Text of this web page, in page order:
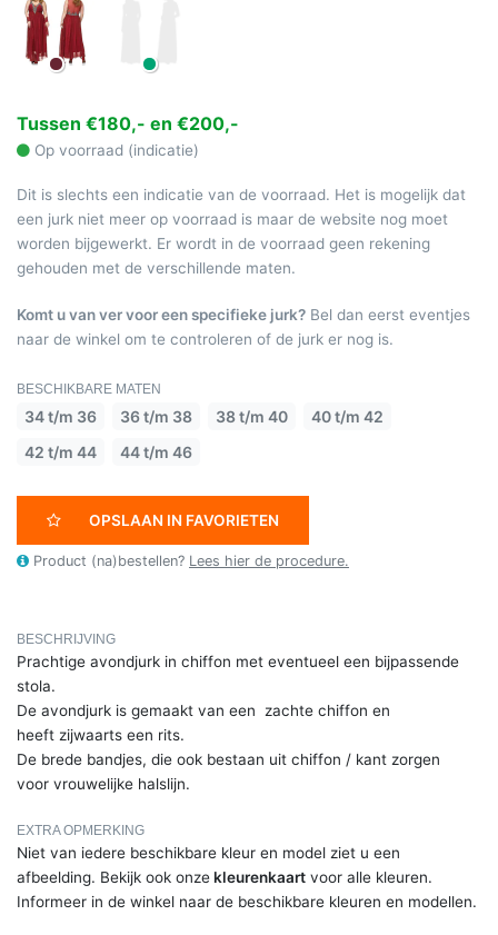
Tussen €180,- en €200,-
Op voorraad (indicatie)
Dit is slechts een indicatie van de voorraad. Het is mogelijk dat
een jurk niet meer op voorraad is maar de website nog moet
worden bijgewerkt. Er wordt in de voorraad geen rekening
gehouden met de verschillende maten.
Komt u van ver voor een specifieke jurk? Bel dan eerst eventjes
naar de winkel om te controleren of de jurk er nog is.
BESCHIKBARE MATEN
34 t/m 36 36 t/m 38 38 t/m 40
40 t/m 42
42 t/m 44
44 t/m 46
OPSLAAN IN FAVORIETEN
Product (na)bestellen? Lees hier de procedure.
BESCHRIJVING
Prachtige avondjurk in chiffon met eventueel een bijpassende
stola.
De avondjurk is gemaakt van een zachte chiffon en
heeft zijwaarts een rits.
De brede bandjes, die ook bestaan uit chiffon / kant zorgen
voor vrouwelijke halslijn.
EXTRA OPMERKING
Niet van iedere beschikbare kleur en model ziet u een
afbeelding. Bekijk ook onzekleurenkaart voor alle kleuren.
Informeer in de winkel naar de beschikbare kleuren en modellen.